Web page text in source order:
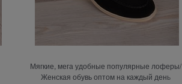
Мягкие, мега удобные популярные лоферы/
Женская обувь оптом на каждый день